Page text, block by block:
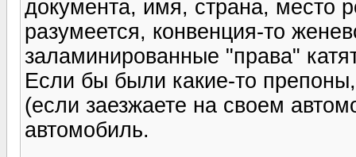
документа, имя, страна, место
разумеется, конвенция-то
заламинированные "права"
Если бы были какие-то
(если заезжаете на своем
автомобиль.